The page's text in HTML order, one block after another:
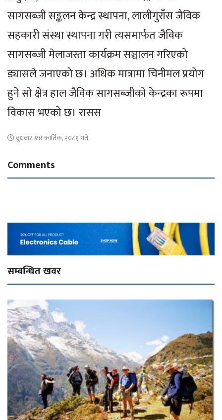
सागसब्जी सङ्कलन केन्द्र स्थापना, लालीगुराँस जैविक
सहकारी संस्था स्थापना गरी त्यसमार्फत जैविक
सागसब्जी मेलाजस्ता कार्यक्रम सञ्चालन गरिएको
ड्यासले जनाएको छ। अधिक मात्रामा चिनीमल प्रयोग
हुने सो क्षेत्र हाल जैविक सागसब्जीको केन्द्रका रूपमा
विकास भएको छ। रासस
बुधबार, १४ कार्तिक, २०८१ गते
Comments
सम्बन्धित खवर